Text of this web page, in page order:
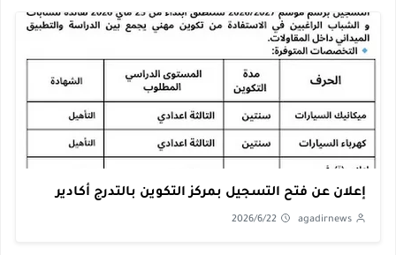
إعلان عن فتح التسجيل بمركز التكوين بالتدرج أكادير
agadirnews
2026/6/22